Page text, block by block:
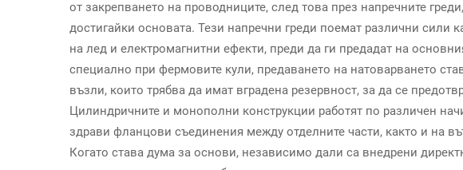
от закрепването на проводниците, след това през напречните
достигайки основата. Тези напречни греди поемат различни сили
на лед и електромагнитни ефекти, преди да ги предадат на
специално при фермовите кули, предаването на натоварването
възли, които трябва да имат вградена резервност, за да се
Цилиндричните и монополни конструкции работят по различен
здрави фланцови съединения между отделните части, както и на
Когато става дума за основи, независимо дали са внедрени